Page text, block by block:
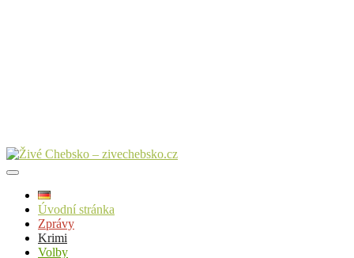
Úvodní stránka
Zprávy
Krimi
Volby